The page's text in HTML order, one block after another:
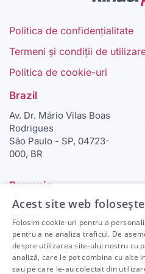
Politica de confidențialitate
Termeni și condiții de
Politica de cookie-uri
Brazil
Av. Dr. Mário Vilas Boas
Rodrigues
São Paulo - SP, 04723-
000, BR
Romania
46-48 Calea Plevnei
010233 Bucharest, RO
United Arab Emirates
Al Khatem Tower, Al
Acest site web
Folosim cookie-uri pentru a
pentru a ne analiza traficul. De
despre utilizarea site-ului nostru cu
analiză, care le pot combina cu alte
sau pe care le-au colectat din